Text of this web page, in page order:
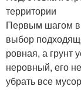
территории
Первым шагом в
выбор
ровная, а грунт
неровный, его
убрать все